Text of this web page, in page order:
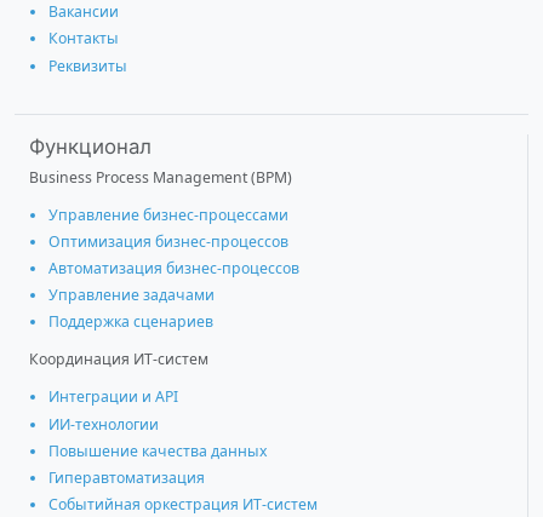
Вакансии
Контакты
Реквизиты
Функционал
Business Process Management (BPM)
Управление бизнес-процессами
Оптимизация бизнес-процессов
Автоматизация бизнес-процессов
Управление задачами
Поддержка сценариев
Координация ИТ-систем
Интеграции и АРІ
ИИ-технологии
Повышение качества данных
Гиперавтоматизация
Событийная оркестрация ИТ-систем